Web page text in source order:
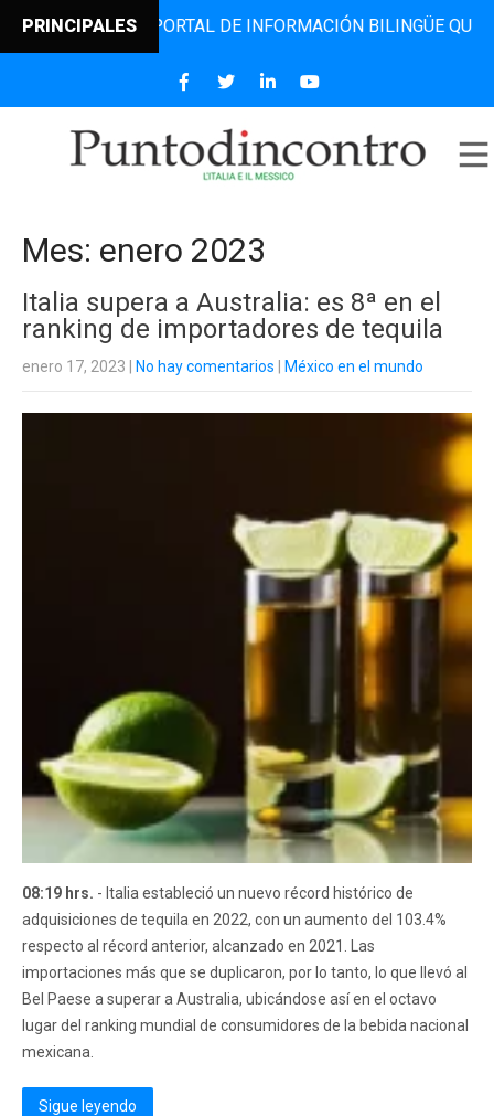
PRINCIPALES
PORTAL DE INFORMACIÓN BILINGÜE QUE DESDE 2006
Mes: enero 2023
Italia supera a Australia: es 8ª en el
ranking de importadores de tequila
enero 17, 2023 No hay comentarios México en el mundo
08:19 hrs. - Italia estableció un nuevo récord histórico de
adquisiciones de tequila en 2022, con un aumento del 103.4%
respecto al récord anterior, alcanzado en 2021. Las
importaciones más que se duplicaron, por lo tanto, lo que llevó al
Bel Paese a superar a Australia, ubicándose así en el octavo
lugar del ranking mundial de consumidores de la bebida nacional
mexicana.
Sigue leyendo